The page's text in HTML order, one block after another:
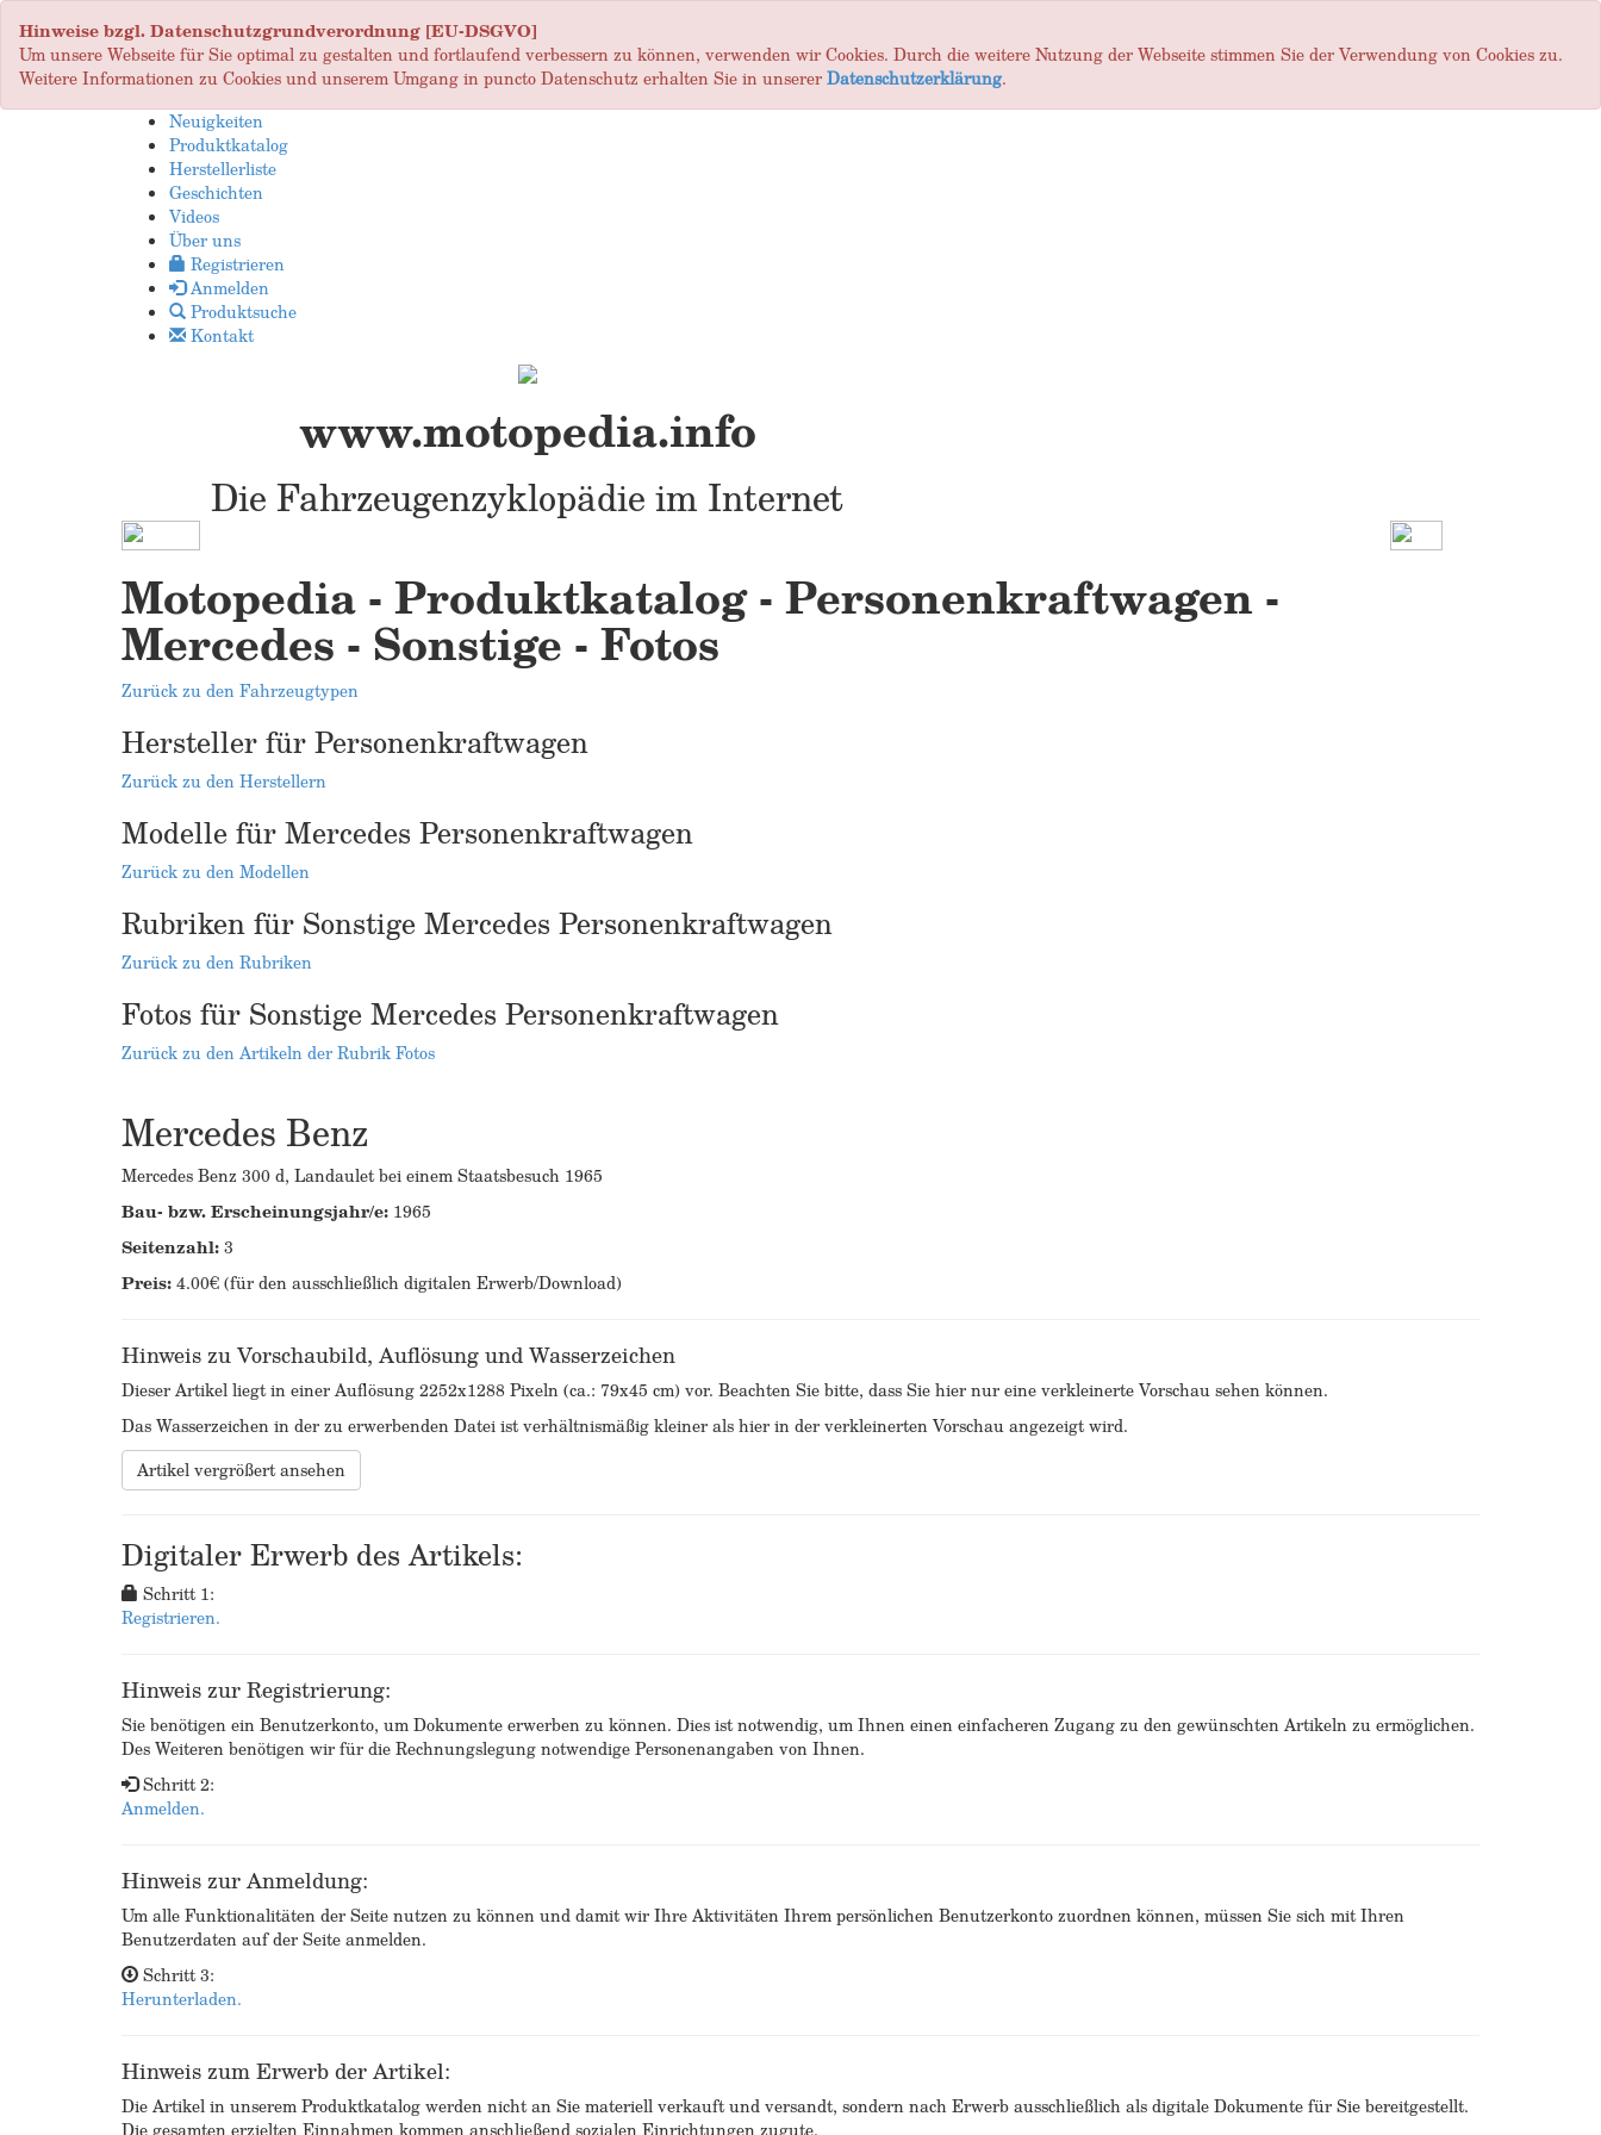
Hinweise bzgl. Datenschutzgrundverordnung [EU-DSGVO]
Um unsere Webseite für Sie optimal zu gestalten und fortlaufend verbessern zu können, verwenden wir Cookies. Durch die weitere Nutzung der Webseite stimmen Sie der Verwendung von Cookies zu.
Weitere Informationen zu Cookies und unserem Umgang in puncto Datenschutz erhalten Sie in unsererDatenschutzerklärung.
Neuigkeiten
Produktkatalog
Herstellerliste
Geschichten
Videos
Über uns
Registrieren
Anmelden
Produktsuche
Kontakt
www.motopedia.info
Die Fahrzeugenzyklopädie im Internet
Motopedia - Produktkatalog - Personenkraftwagen -
Mercedes - Sonstige - Fotos
Zurück zu den Fahrzeugtypen
Hersteller für Personenkraftwagen
Zurück zu den Herstellern
Modelle für Mercedes Personenkraftwagen
Zurück zu den Modellen
Rubriken für Sonstige Mercedes Personenkraftwagen
Zurück zu den Rubriken
Fotos für Sonstige Mercedes Personenkraftwagen
Zurück zu den Artikeln der Rubrik Fotos
Mercedes Benz
Mercedes Benz 300 d, Landaulet bei einem Staatsbesuch 1965
Bau- bzw. Erscheinungsjahr/e: 1965
Seitenzahl:3
Preis:4.00€ (für den ausschließlich digitalen Erwerb/Download)
Hinweis zu Vorschaubild, Auflösung und Wasserzeichen
Dieser Artikel liegt in einer Auflösung 2252x1288 Pixeln (ca.: 79x45 cm) vor. Beachten Sie bitte, dass Sie hier nur eine verkleinerte Vorschau sehen können.
Das Wasserzeichen in der zu erwerbenden Datei ist verhältnismäßig kleiner als hier in der verkleinerten Vorschau angezeigt wird.
Artikel vergrößert ansehen
Digitaler Erwerb des Artikels:
Schritt 1:
Registrieren.
Hinweis zur Registrierung:
Sie benötigen ein Benutzerkonto, um Dokumente erwerben zu können. Dies ist notwendig, um Ihnen einen einfacheren Zugang zu den gewünschten Artikeln zu ermöglichen.
Des Weiteren benötigen wir für die Rechnungslegung notwendige Personenangaben von Ihnen.
Schritt 2:
Anmelden.
Hinweis zur Anmeldung:
Um alle Funktionalitäten der Seite nutzen zu können und damit wir Ihre Aktivitäten Ihrem persönlichen Benutzerkonto zuordnen können, müssen Sie sich mit Ihren
Benutzerdaten auf der Seite anmelden.
Schritt 3:
Herunterladen.
Hinweis zum Erwerb der Artikel:
Die Artikel in unserem Produktkatalog werden nicht an Sie materiell verkauft und versandt, sondern nach Erwerb ausschließlich als digitale Dokumente für Sie bereitgestellt.
Die gesamten erzielten Einnahmen kommen anschließend sozialen Einrichtungen zugute.